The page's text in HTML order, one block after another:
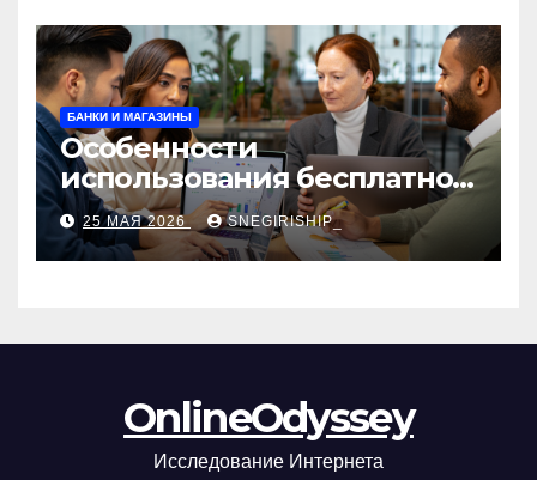
БАНКИ И МАГАЗИНЫ
Особенности
использования бесплатной
версии программ для
автоматизации и
управления предприятием
25 МАЯ 2026 SNEGIRISHIP_
OnlineOdyssey
Исследование Интернета